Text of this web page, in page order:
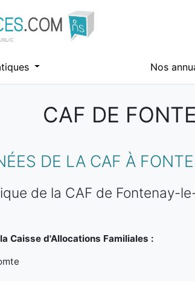
Nos
CAF DE
DE LA CAF À
de la CAF de Fontenay-
Caisse d'Allocations Familiales :